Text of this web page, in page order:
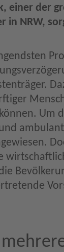
einer der
in NRW,
Um